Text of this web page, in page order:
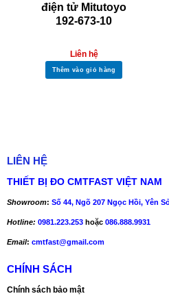
điện tử Mitutoyo
192-673-10
Liên hệ
Thêm vào giỏ hàng
LIÊN HỆ
THIẾT BỊ ĐO CMTFAST VIỆT NAM
Showroom: Số 44, Ngõ 207 Ngọc Hồi, Yên
Hotline: 0981.223.253 hoặc086.888.9931
Email: cmtfast@gmail.com
CHÍNH SÁCH
Chính sách bảo mật